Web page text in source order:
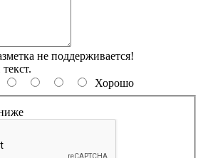
не поддерживается!
Хорошо